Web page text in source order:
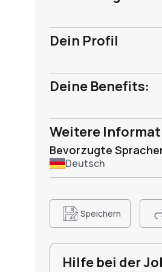
Dein Profil
Deine Benefits:
Weitere
Bevorzugte
Deutsch
Speichern
Hilfe bei der